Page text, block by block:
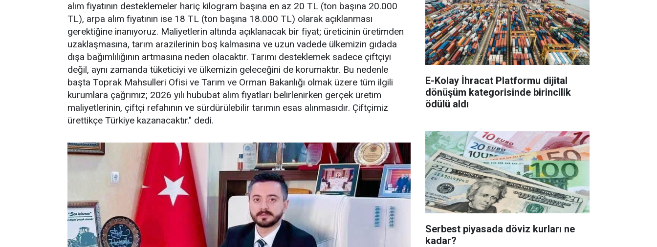
alım fiyatının desteklemeler hariç kilogram başına en az 20 TL (ton başına 20.000
TL), arpa alım fiyatının ise 18 TL (ton başına 18.000 TL) olarak açıklanması
gerektiğine inanıyoruz. Maliyetlerin altında açıklanacak bir fiyat; üreticinin üretimden
uzaklaşmasına, tarım arazilerinin boş kalmasına ve uzun vadede ülkemizin gıdada
dışa bağımlılığının artmasına neden olacaktır. Tarımı desteklemek sadece çiftçiyi
değil, aynı zamanda tüketiciyi ve ülkemizin geleceğini de korumaktır. Bu nedenle
başta Toprak Mahsulleri Ofisi ve Tarım ve Orman Bakanlığı olmak üzere tüm ilgili
kurumlara çağrımız; 2026 yılı hububat alım fiyatları belirlenirken gerçek üretim
maliyetlerinin, çiftçi refahının ve sürdürülebilir tarımın esas alınmasıdır. Çiftçimiz
ürettikçe Türkiye kazanacaktır." dedi.
E-Kolay İhracat Platformu dijital
dönüşüm kategorisinde birincilik
ödülü aldı
Serbest piyasada döviz kurları ne
kadar?